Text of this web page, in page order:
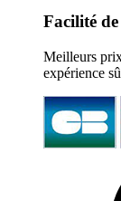
Facilité
Meilleurs
expérience